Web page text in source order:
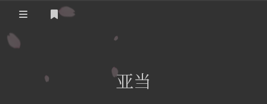
实用工具
亚当